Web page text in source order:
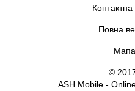
Повна
©
ASH Mobile -